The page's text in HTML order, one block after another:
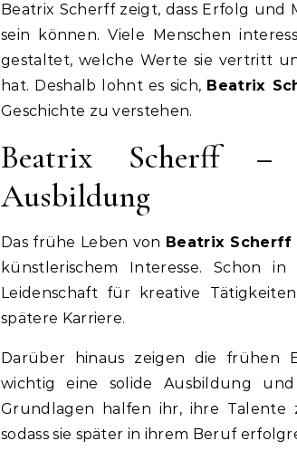
Beatrix Scherff zeigt, dass Erfolg
sein können. Viele Menschen
gestaltet, welche Werte sie vertritt
hat. Deshalb lohnt es sich, Beatrix
Geschichte zu verstehen.
Beatrix Scherff –
Ausbildung
Das frühe Leben von Beatrix Scherff
künstlerischem Interesse. Schon
Leidenschaft für kreative
spätere Karriere.
Darüber hinaus zeigen die frühen
wichtig eine solide Ausbildung
Grundlagen halfen ihr, ihre
sodass sie später in ihrem Beruf